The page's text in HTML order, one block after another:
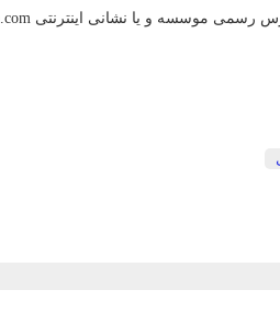
رسمی موسسه و یا نشانی اینترنتی